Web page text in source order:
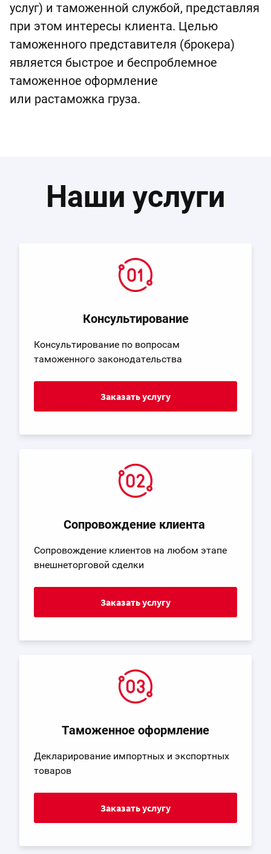
услуг) и таможенной службой, представляя
при этом интересы клиента. Целью
таможенного представителя (брокера)
является быстрое и беспроблемное
таможенное оформление
или растаможка груза.
Наши услуги
Консультирование
Консультирование по вопросам
таможенного законодательства
Заказать услугу
Сопровождение клиента
Сопровождение клиентов на любом этапе
внешнеторговой сделки
Заказать услугу
Таможенное оформление
Декларирование импортных и экспортных
товаров
Заказать услугу